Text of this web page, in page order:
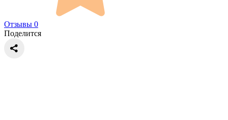
Отзывы 0
Поделится